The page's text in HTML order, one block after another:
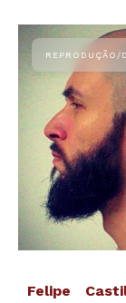
Felipe